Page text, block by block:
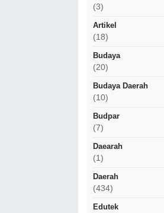
(3)
Artikel
(18)
Budaya
(20)
Budaya Daerah
(10)
Budpar
(7)
Daearah
(1)
Daerah
(434)
Edutek